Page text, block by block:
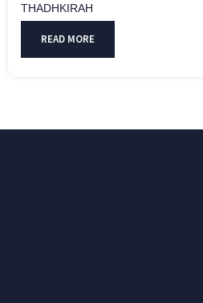
THADHKIRAH
READ MORE